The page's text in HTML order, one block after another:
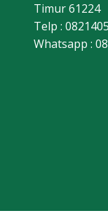
Timur 61224
Telp :
Whatsapp :